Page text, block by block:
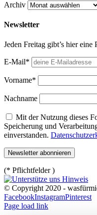
Archiv
Newsletter
Jeden Freitag gibt’s hier
E-Mail*
Vorname*
Nachname
Mit der Nutzung dieses
Speicherung und
einverstanden.
(* Pflichtfelder )
© Copyright 2020 -
FacebookInstagramPinterest
Page load link